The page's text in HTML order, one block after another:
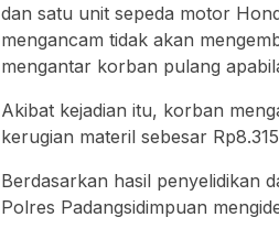
dan satu unit sepeda motor
mengancam tidak akan
mengantar korban pulang
Akibat kejadian itu, korban
kerugian materil sebesar
Berdasarkan hasil penyelidikan
Polres Padangsidimpuan